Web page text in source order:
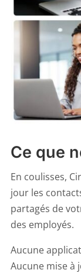
Ce que
En coulisses,
jour les
partagés de
des employés.
Aucune
Aucune mise à